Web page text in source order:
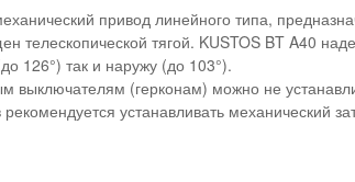
привод линейного типа,
телескопической тягой. KUSTOS BT A40
126°) так и наружу (до 103°).
выключателям (герконам) можно не
устанавливать механический